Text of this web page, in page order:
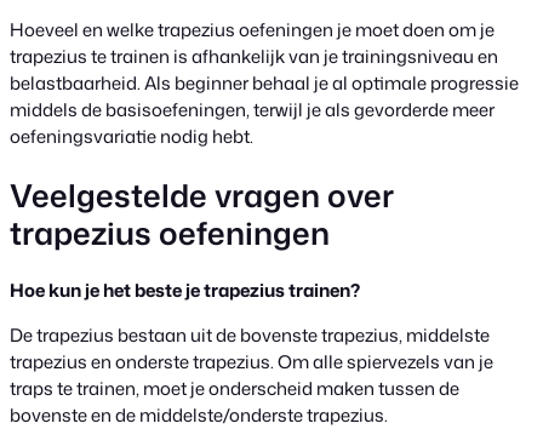
Hoeveel en welke trapezius oefeningen je moet doen om je
trapezius te trainen is afhankelijk van je trainingsniveau en
belastbaarheid. Als beginner behaal je al optimale progressie
middels de basisoefeningen, terwijl je als gevorderde meer
oefeningsvariatie nodig hebt.
Veelgestelde vragen over
trapezius oefeningen
Hoe kun je het beste je trapezius trainen?
De trapezius bestaan uit de bovenste trapezius, middelste
trapezius en onderste trapezius. Om alle spiervezels van je
traps te trainen, moet je onderscheid maken tussen de
bovenste en de middelste/onderste trapezius.